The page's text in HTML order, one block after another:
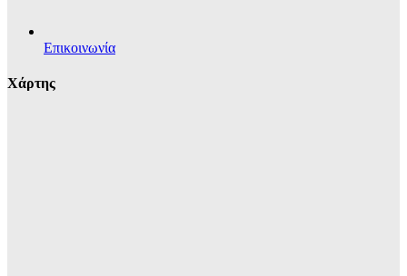
Επικοινωνία
Χάρτης